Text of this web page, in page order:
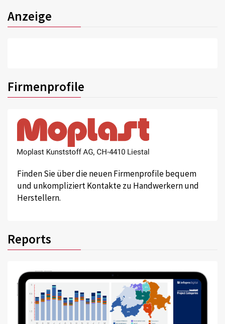
Anzeige
Firmenprofile
Finden Sie über die neuen Firmenprofile bequem
und unkompliziert Kontakte zu Handwerkern und
Herstellern.
Reports